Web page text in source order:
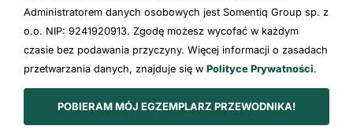
Administratorem danych osobowych jest Somentiq Group sp. z
o.o. NIP: 9241920913. Zgodę możesz wycofać w każdym
czasie bez podawania przyczyny. Więcej informacji o zasadach
przetwarzania danych, znajduje się w Polityce Prywatności.
POBIERAM MÓJ EGZEMPLARZ PRZEWODNIKA!